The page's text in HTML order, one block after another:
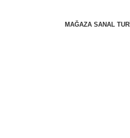
MAĞAZA SANAL TUR